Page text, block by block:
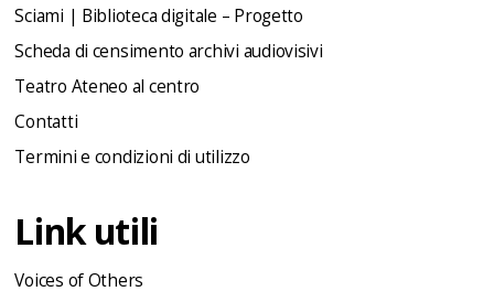
Sciami | Biblioteca digitale – Progetto
Scheda di censimento archivi audiovisivi
Teatro Ateneo al centro
Contatti
Termini e condizioni di utilizzo
Link utili
Voices of Others